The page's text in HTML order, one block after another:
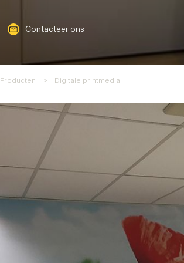
Contacteer ons
Producten Digitale printmedia